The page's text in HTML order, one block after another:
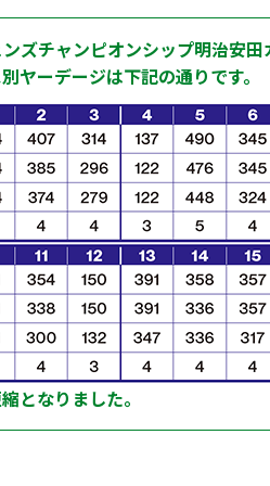
ンズチャンピオンシップ明治安
ヤーデージは下記の通りです。
となりました。